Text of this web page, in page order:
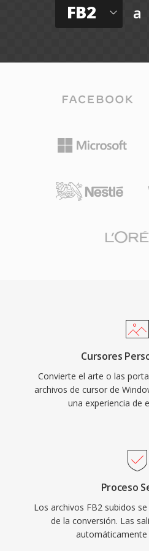
FB2 a
Cursores
Convierte el arte o las
archivos de cursor de
una experiencia de
Proceso
Los archivos FB2 subidos
de la conversión. Las
automáticamente